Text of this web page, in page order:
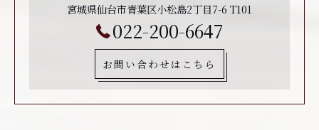
宮城県仙台市青葉区小松島2丁目7-6 T101
022-200-6647
お問い合わせはこちら